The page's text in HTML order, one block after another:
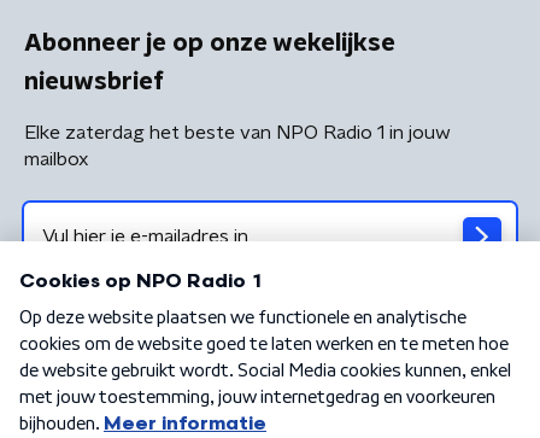
Abonneer je op onze wekelijkse
nieuwsbrief
Elke zaterdag het beste van NPO Radio 1 in jouw
mailbox
Algemene voorwaarden